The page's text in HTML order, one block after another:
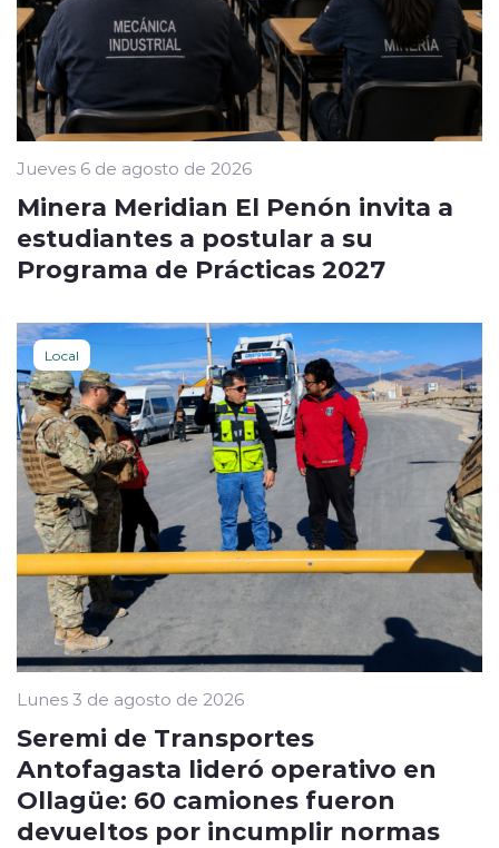
Jueves 6 de agosto de 2026
Minera Meridian El Penón invita a
estudiantes a postular a su
Programa de Prácticas 2027
Local
Lunes 3 de agosto de 2026
Seremi de Transportes
Antofagasta lideró operativo en
Ollagüe: 60 camiones fueron
devueltos por incumplir normas